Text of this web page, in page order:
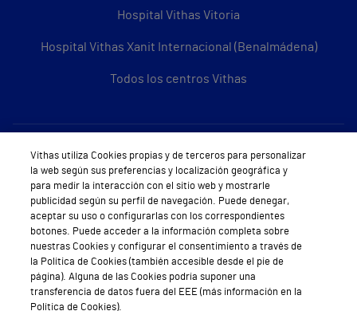
Hospital Vithas Vitoria
Hospital Vithas Xanit Internacional (Benalmádena)
Todos los centros Vithas
Sobre Vithas
Quiénes somos
Trabajar en Vithas
Teléfono Cita Médica
Teléfono Atención al Cliente
Política de seguridad y salud en el trabajo
Vithas utiliza Cookies propias y de terceros para personalizar
la web según sus preferencias y localización geográfica y
para medir la interacción con el sitio web y mostrarle
publicidad según su perfil de navegación. Puede denegar,
aceptar su uso o configurarlas con los correspondientes
botones. Puede acceder a la información completa sobre
nuestras Cookies y configurar el consentimiento a través de
la Política de Cookies (también accesible desde el pie de
página). Alguna de las Cookies podría suponer una
transferencia de datos fuera del EEE (más información en la
Política de Cookies).